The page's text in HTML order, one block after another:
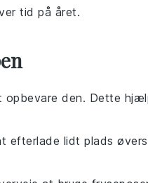
tid på året.
opbevare den. Dette
efterlade lidt plads